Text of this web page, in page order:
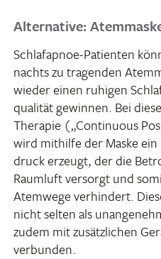
Alternative:
Schlaf­apnoe-Pati­enten
nachts zu tragenden
wieder einen ruhigen
qua­lität gewinnen. Bei
Therapie („Conti­nuous
wird mithilfe der Maske
druck erzeugt, der die
Raum­luft versorgt und
Atem­wege verhin­dert.
nicht selten als
zudem mit zusätz­li­chen
verbunden.